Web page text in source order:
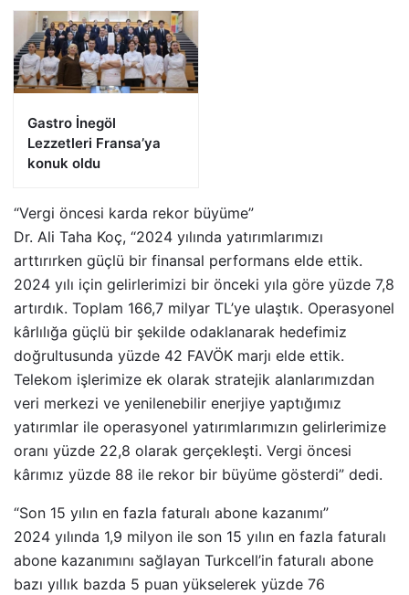
Gastro İnegöl
Lezzetleri Fransa’ya
konuk oldu
“Vergi öncesi karda rekor büyüme”
Dr. Ali Taha Koç, “2024 yılında yatırımlarımızı
arttırırken güçlü bir finansal performans elde ettik.
2024 yılı için gelirlerimizi bir önceki yıla göre yüzde 7,8
artırdık. Toplam 166,7 milyar TL’ye ulaştık. Operasyonel
kârlılığa güçlü bir şekilde odaklanarak hedefimiz
doğrultusunda yüzde 42 FAVÖK marjı elde ettik.
Telekom işlerimize ek olarak stratejik alanlarımızdan
veri merkezi ve yenilenebilir enerjiye yaptığımız
yatırımlar ile operasyonel yatırımlarımızın gelirlerimize
oranı yüzde 22,8 olarak gerçekleşti. Vergi öncesi
kârımız yüzde 88 ile rekor bir büyüme gösterdi” dedi.
“Son 15 yılın en fazla faturalı abone kazanımı”
2024 yılında 1,9 milyon ile son 15 yılın en fazla faturalı
abone kazanımını sağlayan Turkcell’in faturalı abone
bazı yıllık bazda 5 puan yükselerek yüzde 76